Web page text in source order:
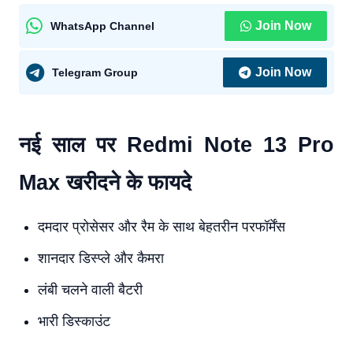
WhatsApp Channel Join Now
Telegram Group Join Now
नई साल पर Redmi Note 13 Pro
Max खरीदने के फायदे
दमदार प्रोसेसर और रैम के साथ बेहतरीन परफॉर्मेंस
शानदार डिस्प्ले और कैमरा
लंबी चलने वाली बैटरी
भारी डिस्काउंट